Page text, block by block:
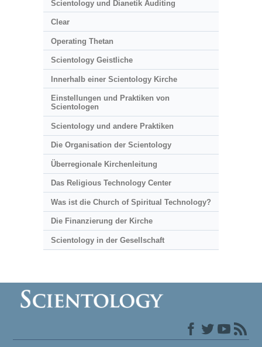
Scientology und Dianetik Auditing
Clear
Operating Thetan
Scientology Geistliche
Innerhalb einer Scientology Kirche
Einstellungen und Praktiken von
Scientologen
Scientology und andere Praktiken
Die Organisation der Scientology
Überregionale Kirchenleitung
Das Religious Technology Center
Was ist die Church of Spiritual Technology?
Die Finanzierung der Kirche
Scientology in der Gesellschaft